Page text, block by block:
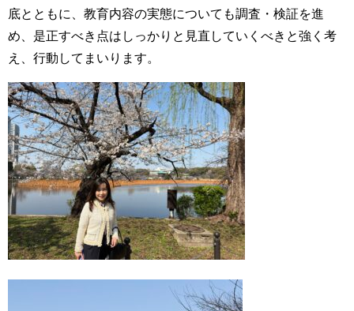
底とともに、教育内容の実態についても調査・検証を進
め、是正すべき点はしっかりと見直していくべきと強く考
え、行動してまいります。